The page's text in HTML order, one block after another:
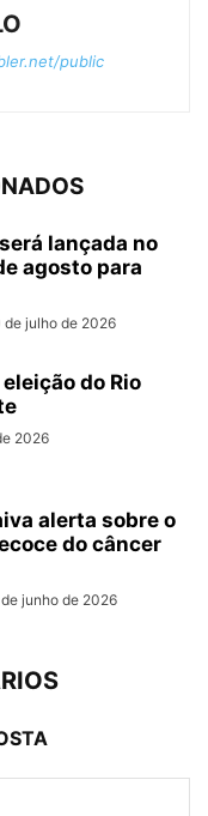
public
lançada no
agosto para
de julho de 2026
do Rio
2026
alerta sobre o
do câncer
junho de 2026